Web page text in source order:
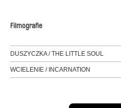
Filmografie
DUSZYCZKA / THE LITTLE SOUL
WCIELENIE / INCARNATION